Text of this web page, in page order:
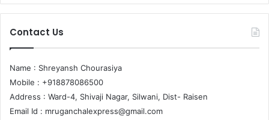
Contact Us
Name : Shreyansh Chourasiya
Mobile : +918878086500
Address : Ward-4, Shivaji Nagar, Silwani, Dist- Raisen
Email Id : mruganchalexpress@gmail.com